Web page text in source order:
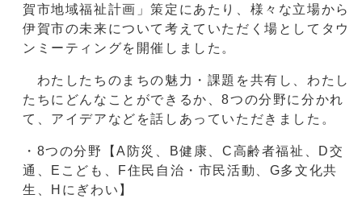
賀市地域福祉計画」策定にあたり、様々な立場から
伊賀市の未来について考えていただく場としてタウ
ンミーティングを開催しました。
わたしたちのまちの魅力・課題を共有し、わたし
たちにどんなことができるか、8つの分野に分かれ
て、アイデアなどを話しあっていただきました。
・8つの分野【A防災、B健康、C高齢者福祉、D交
通、Eこども、F住民自治・市民活動、G多文化共
生、Hにぎわい】